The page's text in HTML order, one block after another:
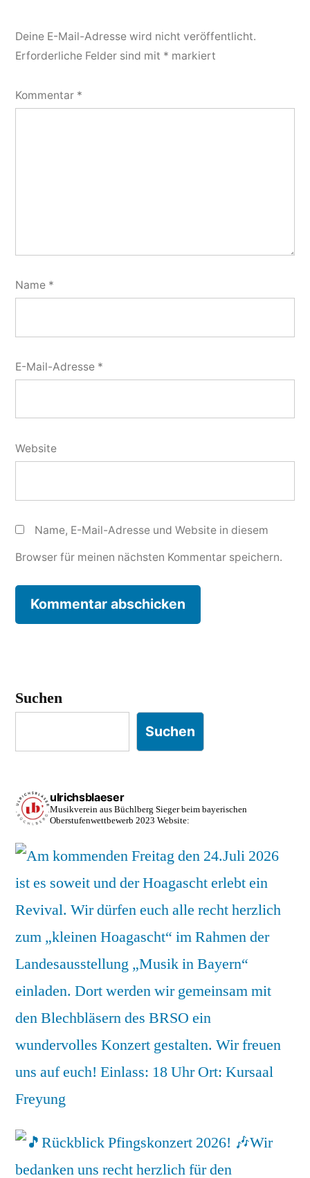
Deine E-Mail-Adresse wird nicht veröffentlicht.
Erforderliche Felder sind mit * markiert
Kommentar *
Name *
E-Mail-Adresse *
Website
Name, E-Mail-Adresse und Website in diesem
Browser für meinen nächsten Kommentar speichern.
Suchen
Suchen
ulrichsblaeser
Musikverein aus Büchlberg Sieger beim bayerischen
Oberstufenwettbewerb 2023 Website: